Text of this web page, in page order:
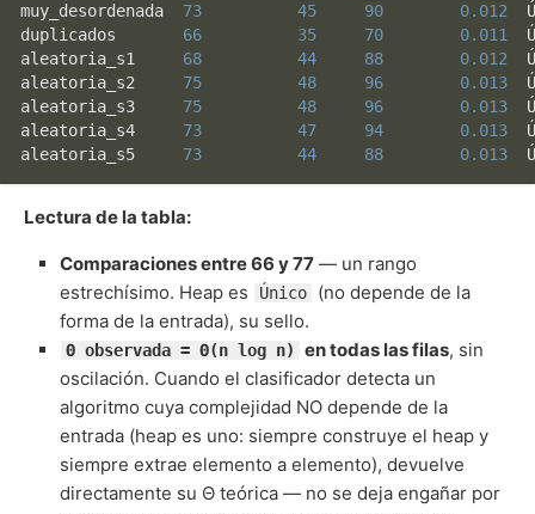
muy_desordenada 73 45 90 0.012
duplicados 66 35 70 0.011
aleatoria_s1 68 44 88 0.012
aleatoria_s2 75 48 96 0.013
aleatoria_s3 75 48 96 0.013
aleatoria_s4 73 47 94 0.013
aleatoria_s5 73 44 88 0.013
Lectura de la tabla:
Comparaciones entre 66 y 77 — un rango
estrechísimo. Heap es
Único
(no depende de la
forma de la entrada), su sello.
Θ observada = Θ(n log n) en todas las filas, sin
oscilación. Cuando el clasificador detecta un
algoritmo cuya complejidad NO depende de la
entrada (heap es uno: siempre construye el heap y
siempre extrae elemento a elemento), devuelve
directamente su Θ teórica — no se deja engañar por